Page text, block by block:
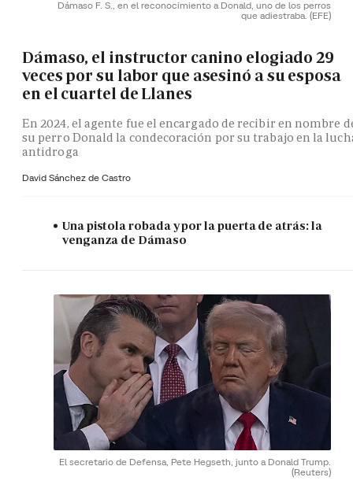
Dámaso F. S., en el reconocimiento a Donald, uno de los perros
que adiestraba. (EFE)
Dámaso, el instructor canino elogiado 29
veces por su labor que asesinó a su esposa
en el cuartel de Llanes
En 2024, el agente fue el encargado de recibir en nombre
su perro Donald la condecoración por su trabajo en la
antidroga
David Sánchez de Castro
Una pistola robada y por la puerta de atrás: la
venganza de Dámaso
El secretario de Defensa, Pete Hegseth, junto a Donald Trump.
(Reuters)